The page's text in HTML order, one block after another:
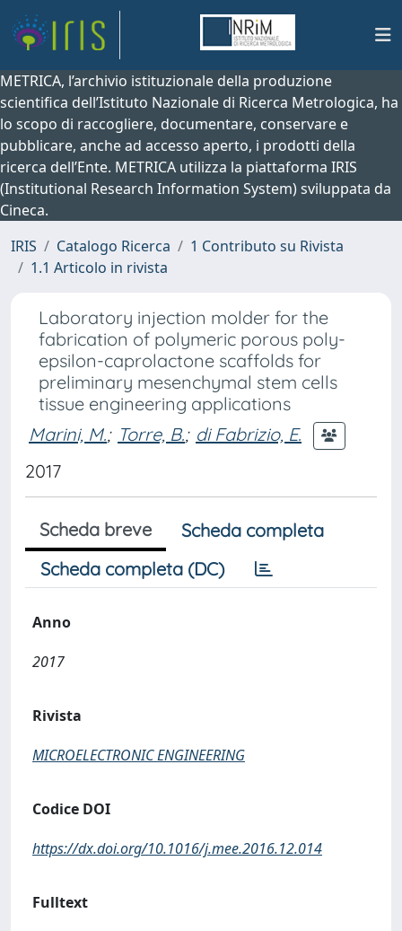
METRICA, l’archivio istituzionale della produzione
scientifica dell’Istituto Nazionale di Ricerca Metrologica, ha
lo scopo di raccogliere, documentare, conservare e
pubblicare, anche ad accesso aperto, i prodotti della
ricerca dell’Ente. METRICA utilizza la piattaforma IRIS
(Institutional Research Information System) sviluppata da
Cineca.
IRIS
Catalogo Ricerca
1 Contributo su Rivista
1.1 Articolo in rivista
Laboratory injection molder for the
fabrication of polymeric porous poly-
epsilon-caprolactone scaffolds for
preliminary mesenchymal stem cells
tissue engineering applications
Marini, M.; Torre, B.; di Fabrizio, E.
2017
Scheda breve
Scheda completa
Scheda completa (DC)
Anno
2017
Rivista
MICROELECTRONIC ENGINEERING
Codice DOI
https://dx.doi.org/10.1016/j.mee.2016.12.014
Fulltext